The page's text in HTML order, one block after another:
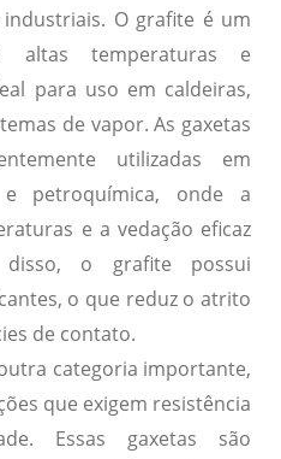
O grafite é um
altas temperaturas e
para uso em caldeiras,
de vapor. As gaxetas
utilizadas em
petroquímica, onde a
e a vedação eficaz
disso, o grafite possui
o que reduz o atrito
de contato.
categoria importante,
que exigem resistência
Essas gaxetas são